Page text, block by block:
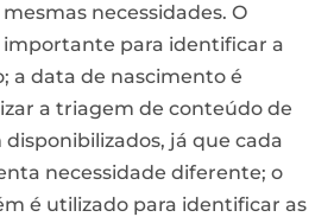
necessidades. O
para identificar a
a data de nascimento é
a triagem de conteúdo de
já que cada
necessidade diferente; o
é utilizado para identificar as